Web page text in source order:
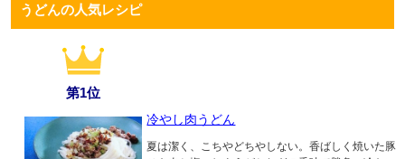
うどんの人気レシピ
第1位
冷やし肉うどん
夏は潔く、こちやどちやしない。香ばしく焼いた豚